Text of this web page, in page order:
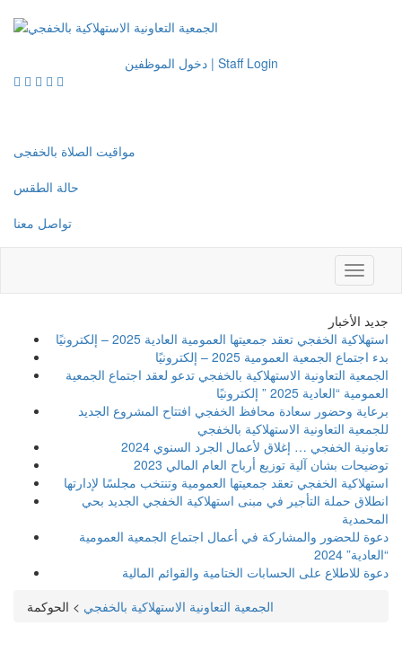
دخول الموظفين | Staff Login
مواقيت الصلاة بالخفجى
حالة الطقس
تواصل معنا
Toggle
جديد الأخبار
استهلاكية الخفجي تعقد جمعيتها العمومية العادية 2025 – إلكترونيًا
بدء اجتماع الجمعية العمومية 2025 – إلكترونيًا
الجمعية التعاونية الاستهلاكية بالخفجي تدعو لعقد اجتماع الجمعية
العمومية “العادية 2025 ” إلكترونيًا
برعاية وحضور سعادة محافظ الخفجي افتتاح المشروع الجديد
للجمعية التعاونية الاستهلاكية بالخفجي
تعاونية الخفجي … إغلاق لأعمال الجرد السنوي 2024
توضيحات بشان آلية توزيع أرباح العام المالي 2023
استهلاكية الخفجي تعقد جمعيتها العمومية وتنتخب مجلسًا لإدارتها
انطلاق حملة التأجير في مبنى استهلاكية الخفجي الجديد بحي
المحمدية
دعوة للحضور والمشاركة في أعمال اجتماع الجمعية العمومية
“العادية” 2024
دعوة للاطلاع على الحسابات الختامية والقوائم المالية
الجمعية التعاونية الاستهلاكية بالخفجي > الحوكمة